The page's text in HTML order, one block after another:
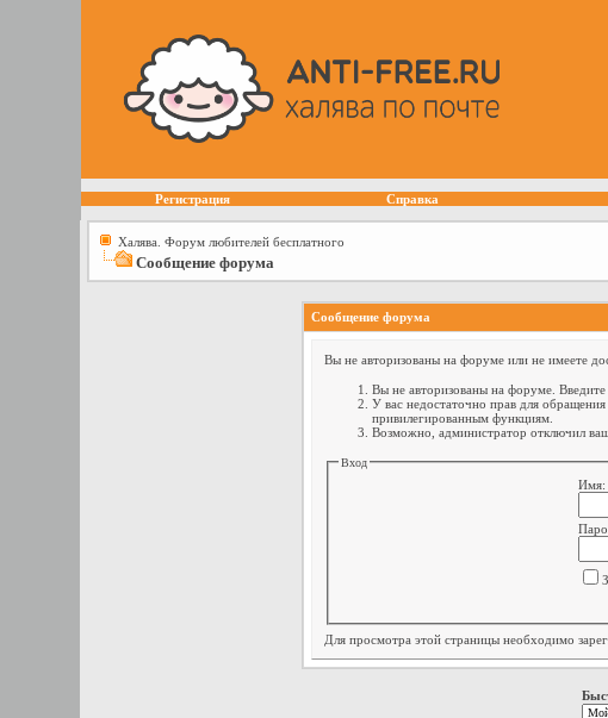
Регистрация Справка
Халява. Форум любителей бесплатного
Сообщение форума
Сообщение форума
Вы не авторизованы на форуме или не имеете
Вы не авторизованы на форуме. Введите
У вас недостаточно прав для
привилегированным функциям.
Возможно, администратор отключил
Вход
Имя:
Для просмотра этой страницы необходимо